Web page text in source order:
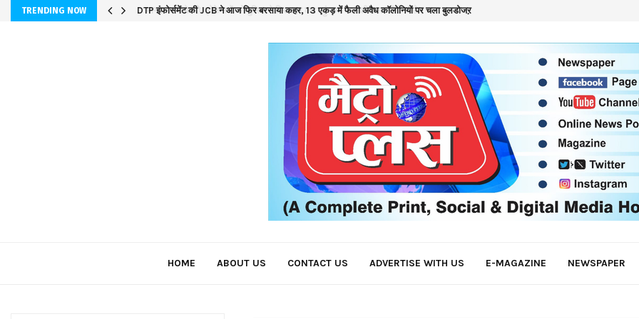
TRENDING NOW DTP इंफोर्समेंट की JCB ने आज फिर बरसाया कहर, 13 एकड़ में फैली अवैध कॉलोनियों पर चला बुलडोजऱ
HOME ABOUT US CONTACT US ADVERTISE WITH US E-MAGAZINE NEWSPAPER